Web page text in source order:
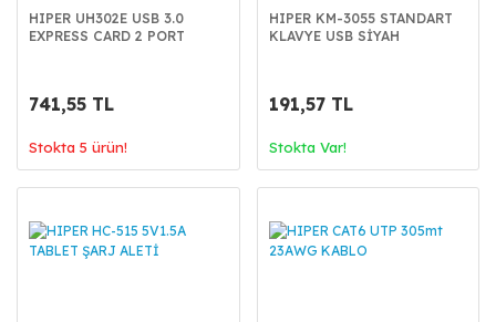
HIPER UH302E USB 3.0
EXPRESS CARD 2 PORT
741,55 TL
Stokta 5 ürün!
HIPER KM-3055 STANDART
KLAVYE USB SİYAH
191,57 TL
Stokta Var!